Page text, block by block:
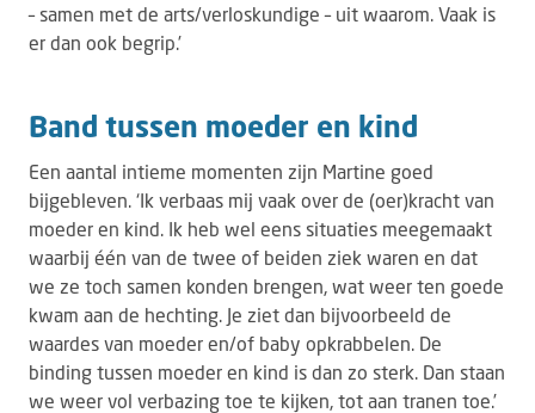
– samen met de arts/verloskundige – uit waarom. Vaak is
er dan ook begrip.’
Band tussen moeder en kind
Een aantal intieme momenten zijn Martine goed
bijgebleven. ‘Ik verbaas mij vaak over de (oer)kracht van
moeder en kind. Ik heb wel eens situaties meegemaakt
waarbij één van de twee of beiden ziek waren en dat
we ze toch samen konden brengen, wat weer ten goede
kwam aan de hechting. Je ziet dan bijvoorbeeld de
waardes van moeder en/of baby opkrabbelen. De
binding tussen moeder en kind is dan zo sterk. Dan staan
we weer vol verbazing toe te kijken, tot aan tranen toe.’